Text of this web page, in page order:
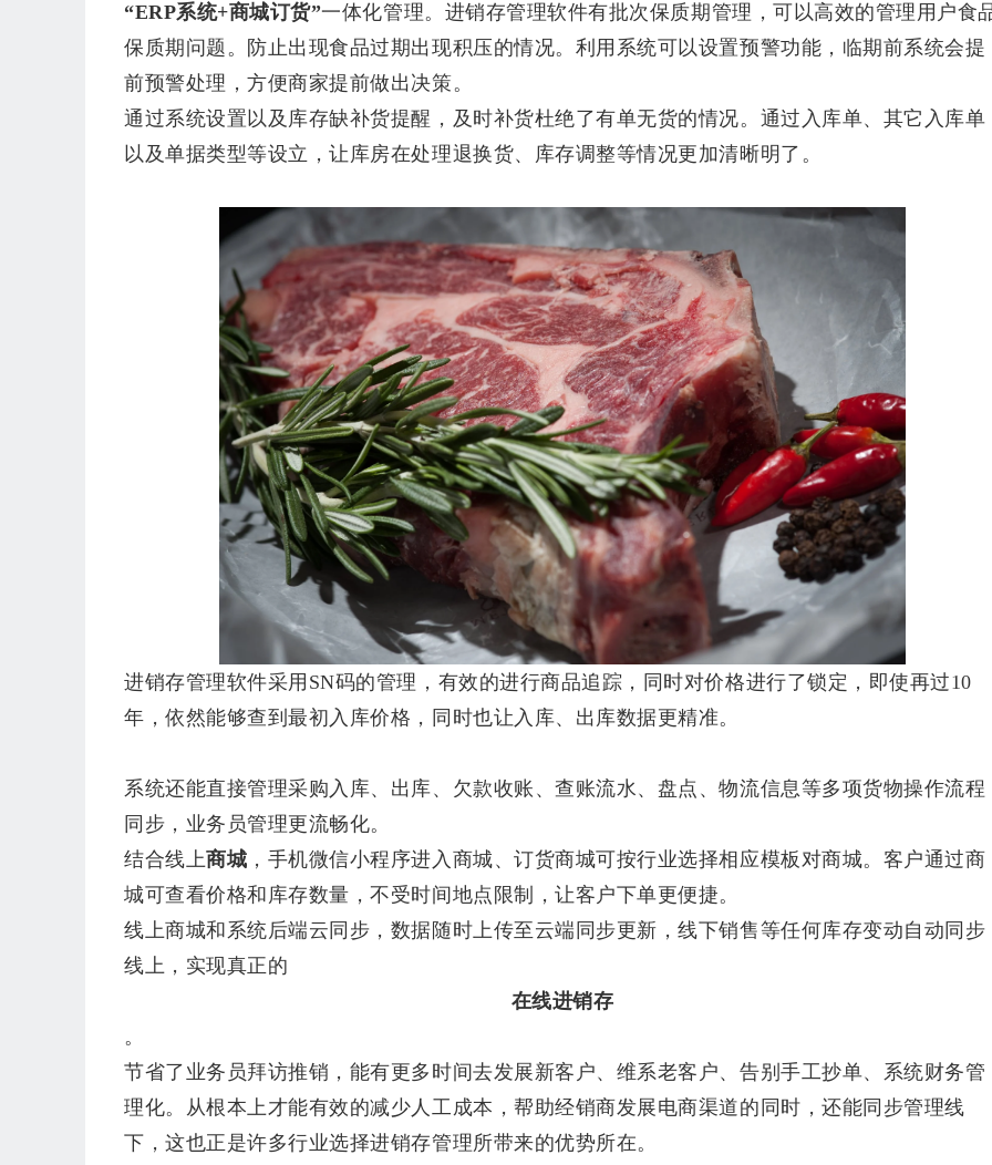
“ERP系统+商城订货”一体化管理。进销存管理软件有批次保质期管理，可以高效的管理用户食
保质期问题。防止出现食品过期出现积压的情况。利用系统可以设置预警功能，临期前系统会提
前预警处理，方便商家提前做出决策。
通过系统设置以及库存缺补货提醒，及时补货杜绝了有单无货的情况。通过入库单、其它入库单
以及单据类型等设立，让库房在处理退换货、库存调整等情况更加清晰明了。
进销存管理软件采用 SN码的管理，有效的进行商品追踪，同时对价格进行了锁定，即使再过10
年，依然能够查到最初入库价格，同时也让入库、出库数据更精准。
系统还能直接管理采购入库、出库、欠款收账、查账流水、盘点、物流信息等多项货物操作流程
同步，业务员管理更流畅化。
结合线上商城 ，手机微信小程序进入商城、订货商城可按行业选择相应模板对商城。客户通过商
城可查看价格和库存数量，不受时间地点限制，让客户下单更便捷。
线上商城和系统后端云同步，数据随时上传至云端同步更新，线下销售等任何库存变动自动同步
线上，实现真正的
在线进销存
。
节省了业务员拜访推销，能有更多时间去发展新客户、维系老客户、告别手工抄单、系统财务管
理化。从根本上才能有效的减少人工成本，帮助经销商发展电商渠道的同时，还能同步管理线
下，这也正是许多行业选择进销存管理所带来的优势所在。